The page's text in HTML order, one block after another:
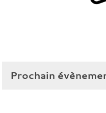
Prochain